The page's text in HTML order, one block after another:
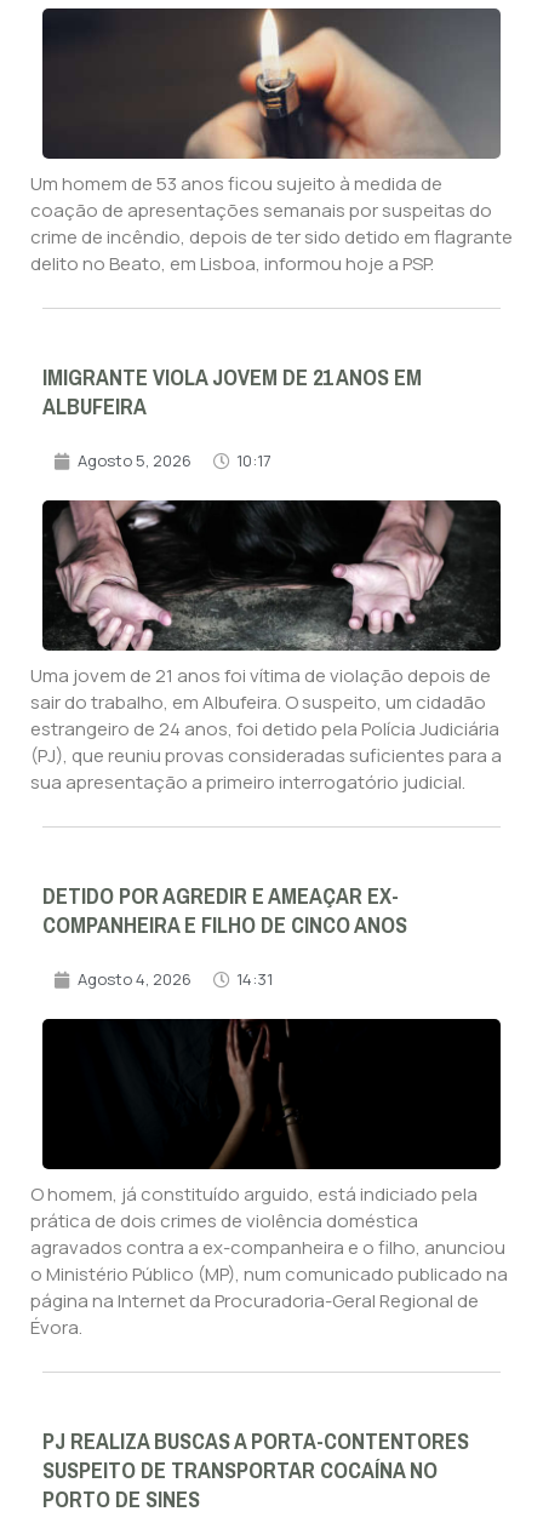
Um homem de 53 anos ficou sujeito à medida de
coação de apresentações semanais por suspeitas do
crime de incêndio, depois de ter sido detido em flagrante
delito no Beato, em Lisboa, informou hoje a PSP.
IMIGRANTE VIOLA JOVEM DE 21 ANOS EM
ALBUFEIRA
Agosto 5, 2026 10:17
Uma jovem de 21 anos foi vítima de violação depois de
sair do trabalho, em Albufeira. O suspeito, um cidadão
estrangeiro de 24 anos, foi detido pela Polícia Judiciária
(PJ), que reuniu provas consideradas suficientes para a
sua apresentação a primeiro interrogatório judicial.
DETIDO POR AGREDIR E AMEAÇAR EX-
COMPANHEIRA E FILHO DE CINCO ANOS
Agosto 4, 2026 14:31
O homem, já constituído arguido, está indiciado pela
prática de dois crimes de violência doméstica
agravados contra a ex-companheira e o filho, anunciou
o Ministério Público (MP), num comunicado publicado na
página na Internet da Procuradoria-Geral Regional de
Évora.
PJ REALIZA BUSCAS A PORTA-CONTENTORES
SUSPEITO DE TRANSPORTAR COCAÍNA NO
PORTO DE SINES